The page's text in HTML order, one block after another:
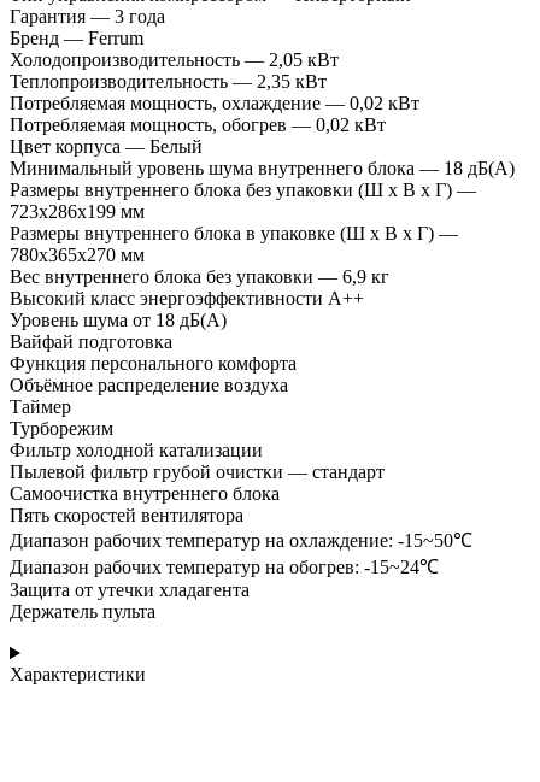
Гарантия — 3 года
Бренд — Ferrum
Холодопроизводительность — 2,05 кВт
Теплопроизводительность — 2,35 кВт
Потребляемая мощность, охлаждение — 0,02 кВт
Потребляемая мощность, обогрев — 0,02 кВт
Цвет корпуса — Белый
Минимальный уровень шума внутреннего блока — 18 дБ(А)
Размеры внутреннего блока без упаковки (Ш х В х Г) —
723х286х199 мм
Размеры внутреннего блока в упаковке (Ш х В х Г) —
780х365х270 мм
Вес внутреннего блока без упаковки — 6,9 кг
Высокий класс энергоэффективности А++
Уровень шума от 18 дБ(А)
Вайфай подготовка
Функция персонального комфорта
Объёмное распределение воздуха
Таймер
Турборежим
Фильтр холодной катализации
Пылевой фильтр грубой очистки — стандарт
Самоочистка внутреннего блока
Пять скоростей вентилятора
Диапазон рабочих температур на охлаждение: -15~50℃
Диапазон рабочих температур на обогрев: -15~24℃
Защита от утечки хладагента
Держатель пульта
Характеристики